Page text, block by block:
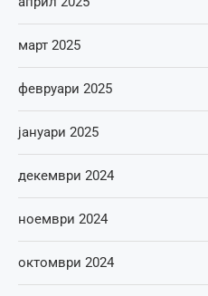
март 2025
февруари 2025
јануари 2025
декември 2024
ноември 2024
октомври 2024